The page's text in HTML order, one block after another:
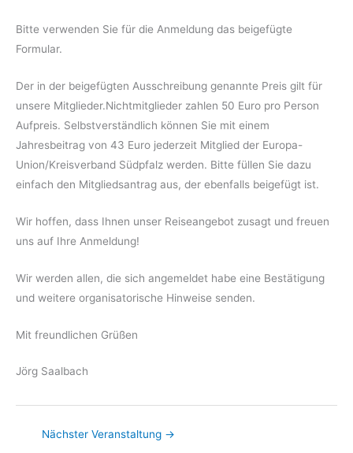
Bitte verwenden Sie für die Anmeldung das beigefügte
Formular.
Der in der beigefügten Ausschreibung genannte Preis gilt für
unsere Mitglieder.Nichtmitglieder zahlen 50 Euro pro Person
Aufpreis. Selbstverständlich können Sie mit einem
Jahresbeitrag von 43 Euro jederzeit Mitglied der Europa-
Union/Kreisverband Südpfalz werden. Bitte füllen Sie dazu
einfach den Mitgliedsantrag aus, der ebenfalls beigefügt ist.
Wir hoffen, dass Ihnen unser Reiseangebot zusagt und freuen
uns auf Ihre Anmeldung!
Wir werden allen, die sich angemeldet habe eine Bestätigung
und weitere organisatorische Hinweise senden.
Mit freundlichen Grüßen
Jörg Saalbach
Nächster Veranstaltung →